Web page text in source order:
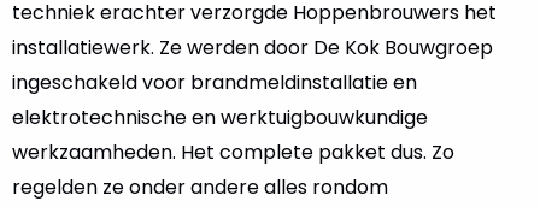
techniek erachter verzorgde Hoppenbrouwers het
installatiewerk. Ze werden door De Kok Bouwgroep
ingeschakeld voor brandmeldinstallatie en
elektrotechnische en werktuigbouwkundige
werkzaamheden. Het complete pakket dus. Zo
regelden ze onder andere alles rondom